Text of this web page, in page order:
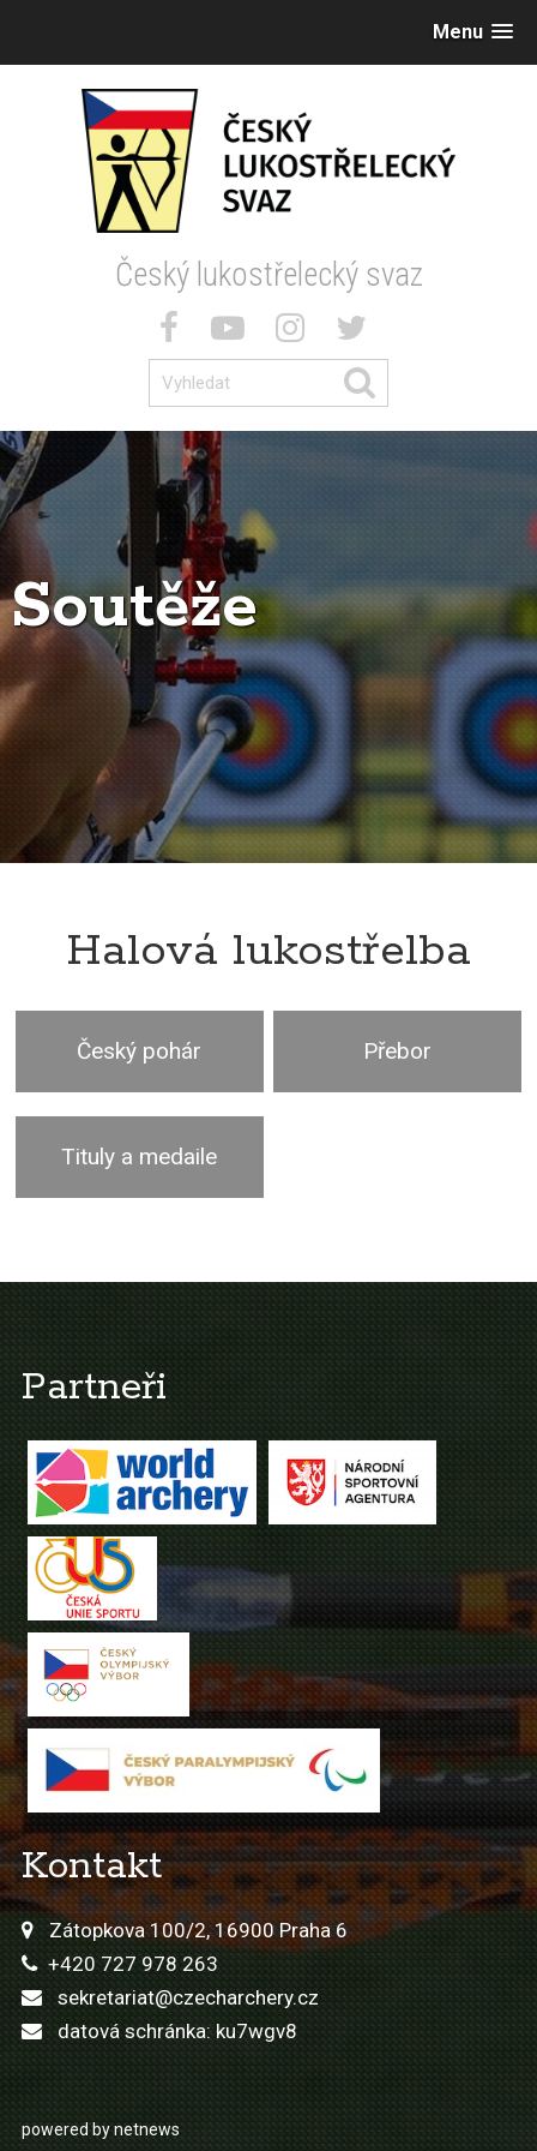
Menu
Český lukostřelecký svaz
Soutěže
Halová lukostřelba
Český pohár Přebor
Tituly a medaile
Partneři
Kontakt
Zátopkova 100/2, 16900 Praha 6
+420 727 978 263
sekretariat@czecharchery.cz
datová schránka: ku7wgv8
powered by netnews